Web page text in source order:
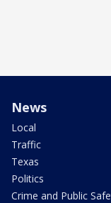
News
Local
Traffic
Texas
Politics
Crime and Public